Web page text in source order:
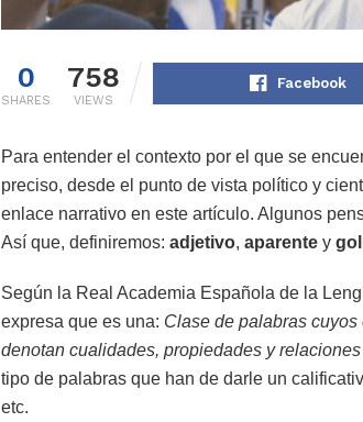
0
SHARES
758
VIEWS
Facebook
Para entender el contexto por el que se
preciso, desde el punto de vista político y
enlace narrativo en este artículo. Algunos
Así que, definiremos: adjetivo, aparente y
Según la Real Academia Española de la
expresa que es una: Clase de palabras
denotan cualidades, propiedades y
tipo de palabras que han de darle un
etc.